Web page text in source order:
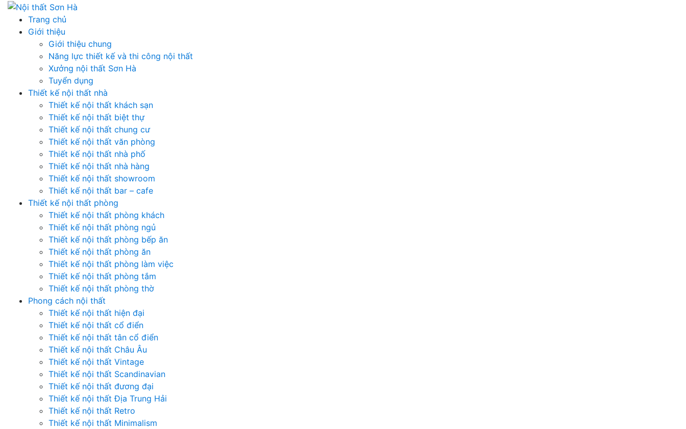
Skip
content
Trang chủ
Giới thiệu
Giới thiệu chung
Năng lực thiết kế và thi công nội thất
Xưởng nội thất Sơn Hà
Tuyển dụng
Thiết kế nội thất nhà
Thiết kế nội thất khách sạn
Thiết kế nội thất biệt thự
Thiết kế nội thất chung cư
Thiết kế nội thất văn phòng
Thiết kế nội thất nhà phố
Thiết kế nội thất nhà hàng
Thiết kế nội thất showroom
Thiết kế nội thất bar – cafe
Thiết kế nội thất phòng
Thiết kế nội thất phòng khách
Thiết kế nội thất phòng ngủ
Thiết kế nội thất phòng bếp ăn
Thiết kế nội thất phòng ăn
Thiết kế nội thất phòng làm việc
Thiết kế nội thất phòng tắm
Thiết kế nội thất phòng thờ
Phong cách nội thất
Thiết kế nội thất hiện đại
Thiết kế nội thất cổ điển
Thiết kế nội thất tân cổ điển
Thiết kế nội thất Châu Âu
Thiết kế nội thất Vintage
Thiết kế nội thất Scandinavian
Thiết kế nội thất đương đại
Thiết kế nội thất Địa Trung Hải
Thiết kế nội thất Retro
Thiết kế nội thất Minimalism